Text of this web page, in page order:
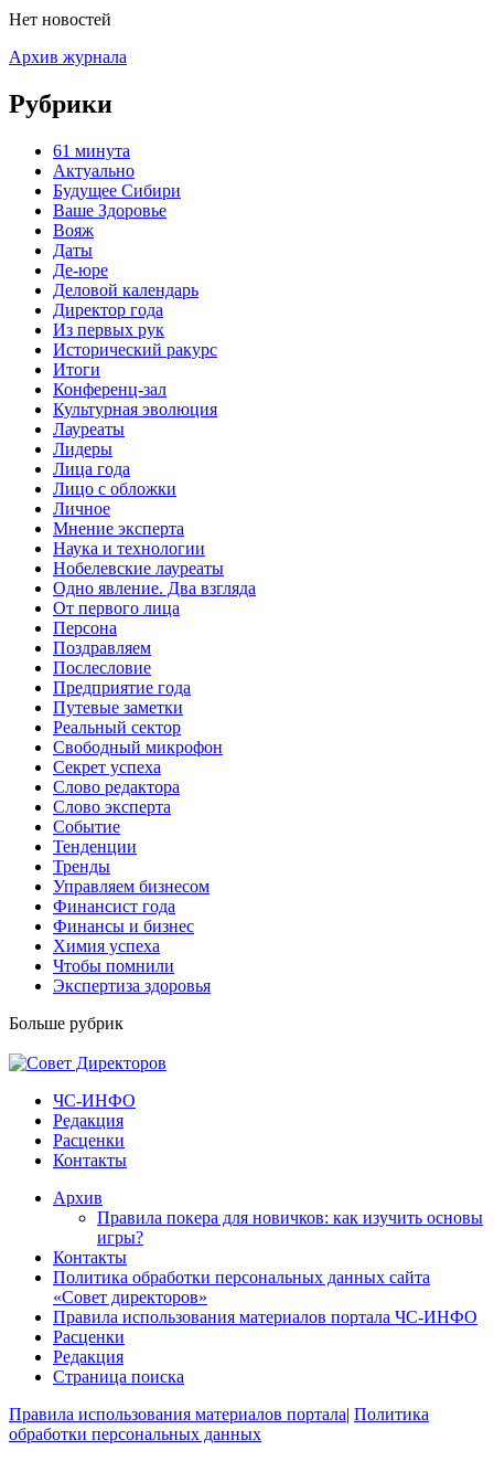
Нет новостей
Архив журнала
Рубрики
61 минута
Актуально
Будущее Сибири
Ваше Здоровье
Вояж
Даты
Де-юре
Деловой календарь
Директор года
Из первых рук
Исторический ракурс
Итоги
Конференц-зал
Культурная эволюция
Лауреаты
Лидеры
Лица года
Лицо с обложки
Личное
Мнение эксперта
Наука и технологии
Нобелевские лауреаты
Одно явление. Два взгляда
От первого лица
Персона
Поздравляем
Послесловие
Предприятие года
Путевые заметки
Реальный сектор
Свободный микрофон
Секрет успеха
Слово редактора
Слово эксперта
Событие
Тенденции
Тренды
Управляем бизнесом
Финансист года
Финансы и бизнес
Химия успеха
Чтобы помнили
Экспертиза здоровья
Больше рубрик
ЧС-ИНФО
Редакция
Расценки
Контакты
Архив
Правила покера для новичков: как изучить основы
игры?
Контакты
Политика обработки персональных данных сайта
«Совет директоров»
Правила использования материалов портала ЧС-ИНФО
Расценки
Редакция
Страница поиска
Правила использования материалов портала| Политика
обработки персональных данных